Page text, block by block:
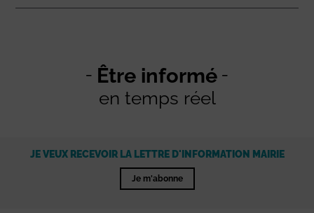
Être informé
en temps réel
JE VEUX RECEVOIR LA LETTRE D'INFORMATION MAIRIE
Je m'abonne